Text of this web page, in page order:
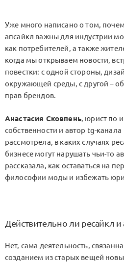
Уже много написано о том,
апсайкл важны для индустрии
как потребителей, а также
когда мы открываем новости,
повестки: с одной стороны,
окружающей среды, с другой –
прав брендов.
Анастасия Сковпень, юрист по
собственности и автор tg-канала
рассмотрела, в каких случаях
бизнесе могут нарушать чьи-то
рассказала, как оставаться на
философии моды и избежать
Действительно ли ресайкл и
Нет, сама деятельность,
созданием из старых вещей